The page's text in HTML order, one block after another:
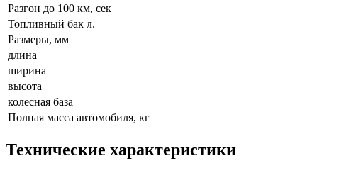
Разгон до 100 км, сек
Топливный бак л.
Размеры, мм
длина
ширина
высота
колесная база
Полная масса автомобиля, кг
Технические характеристики